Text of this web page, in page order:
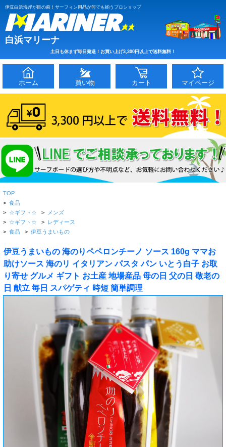
伊豆白浜海岸が目の前！サーフィン用品が何でも揃うプロショップ
白浜マリーナ
土日も休まず毎日発送！お買い上げ3,300円以上で送料無料！
ホーム 買い物 カート マイページ
TOP
> 食品
> ☆ギフト☆ > メンズ
> ☆ギフト☆ > レディース
> 食品 > 伊豆うまいもの
伊豆うまいもの 海のりペペロンチーノ ソース 160g ママお
助けソース 海のリ イタリアン パスタ パン いとう白子 お取
り寄せ グルメ ギフト お土産 地場産品 母の日 父の日 敬老の
日 献立 毎日 スパゲティ 時短 簡単調理